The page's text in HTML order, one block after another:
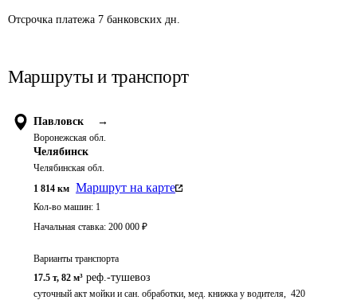
Отсрочка платежа 7 банковских дн.
Маршруты и транспорт
Павловск →
Воронежская обл.
Челябинск
Челябинская обл.
1 814 км Маршрут на карте
Кол-во машин: 1
Начальная ставка: 200 000 ₽
Варианты транспорта
17.5 т, 82 м³ реф.-тушевоз
суточный акт мойки и сан. обработки, мед. книжка у водителя,  420